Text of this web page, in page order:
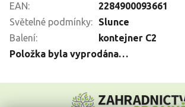
EAN:
2284900093661
Světelné podmínky:
Slunce
Balení:
kontejner C2
Položka byla vyprodána…